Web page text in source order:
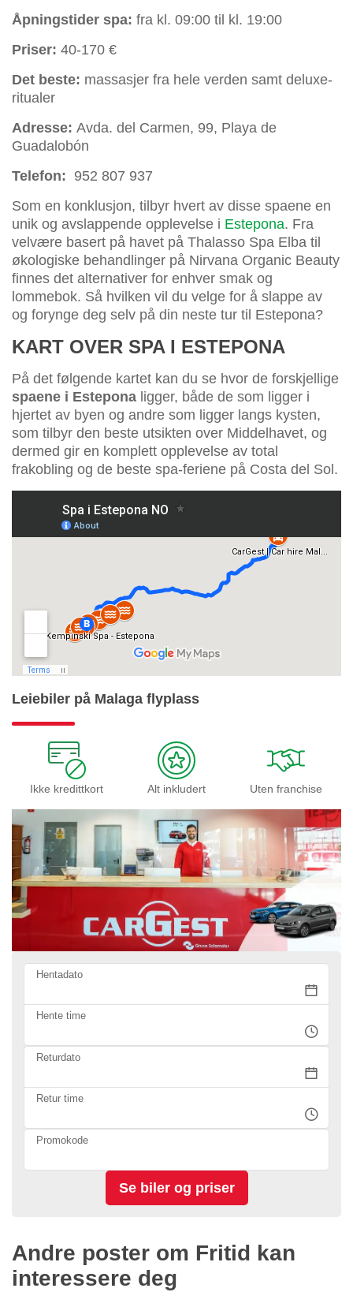
Åpningstider spa: fra kl. 09:00 til kl. 19:00
Priser: 40-170 €
Det beste: massasjer fra hele verden samt deluxe-
ritualer
Adresse: Avda. del Carmen, 99, Playa de
Guadalobón
Telefon: 952 807 937
Som en konklusjon, tilbyr hvert av disse spaene en
unik og avslappende opplevelse i Estepona. Fra
velvære basert på havet på Thalasso Spa Elba til
økologiske behandlinger på Nirvana Organic Beauty
finnes det alternativer for enhver smak og
lommebok. Så hvilken vil du velge for å slappe av
og forynge deg selv på din neste tur til Estepona?
KART OVER SPA I ESTEPONA
På det følgende kartet kan du se hvor de forskjellige
spaene i Estepona ligger, både de som ligger i
hjertet av byen og andre som ligger langs kysten,
som tilbyr den beste utsikten over Middelhavet, og
dermed gir en komplett opplevelse av total
frakobling og de beste spa-feriene på Costa del Sol.
Leiebiler på Malaga flyplass
Ikke kredittkort Alt inkludert Uten franchise
Hentadato
Hente time
Returdato
Retur time
Promokode
Andre poster om Fritid kan
interessere deg